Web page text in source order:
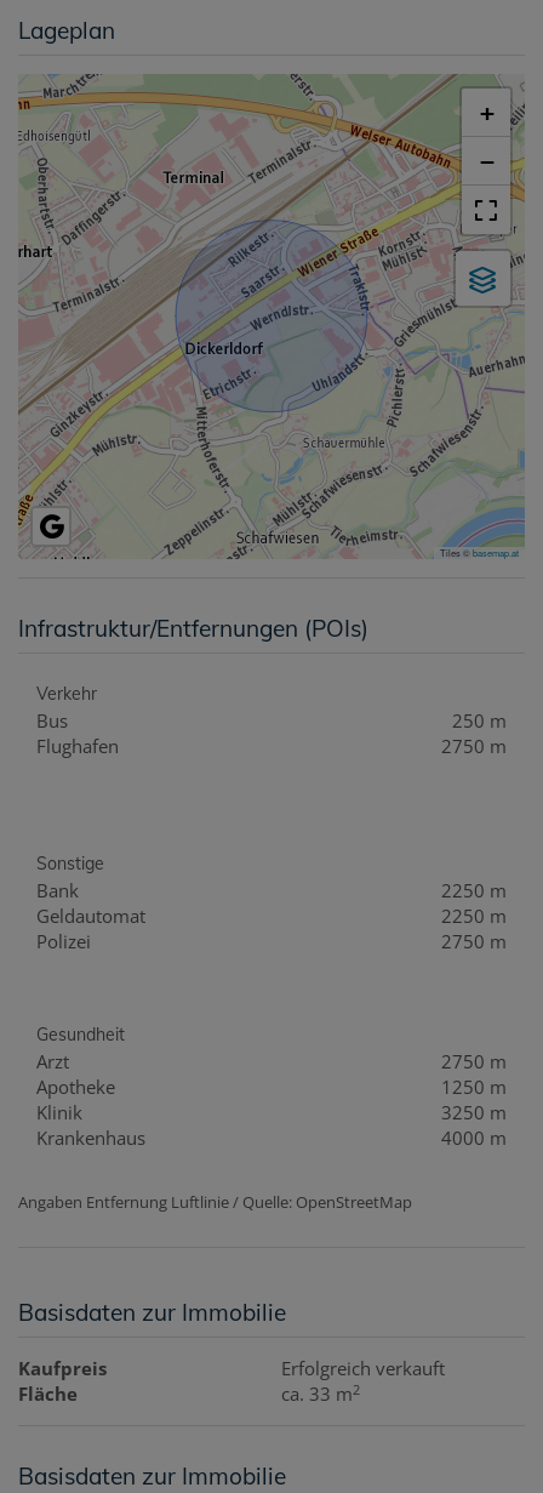
Lageplan
+
−
Tiles ©basemap.at
Infrastruktur/Entfernungen (POIs)
Verkehr
Bus
250 m
Flughafen
2750 m
Sonstige
Bank
2250 m
Geldautomat
2250 m
Polizei
2750 m
Gesundheit
Arzt
2750 m
Apotheke
1250 m
Klinik
3250 m
Krankenhaus
4000 m
Angaben Entfernung Luftlinie / Quelle: OpenStreetMap
Basisdaten zur Immobilie
Kaufpreis
Erfolgreich verkauft
Fläche
ca. 33 m2
Basisdaten zur Immobilie